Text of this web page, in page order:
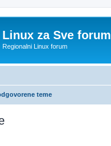
Linux za Sve forum
Regionalni Linux forum
teme